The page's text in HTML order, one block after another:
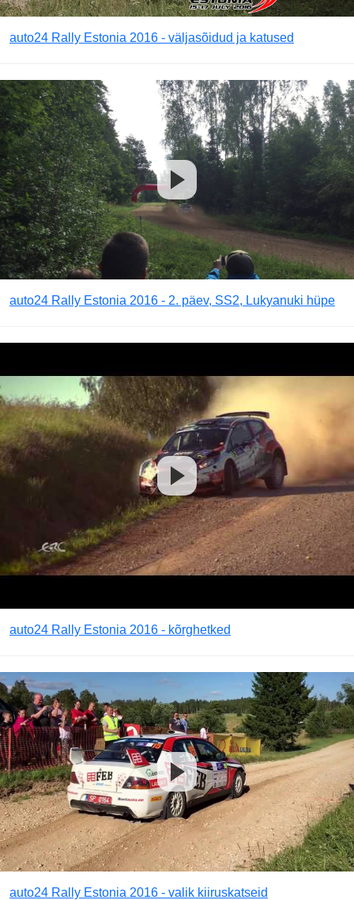
auto24 Rally Estonia 2016 - väljasõidud ja katused
auto24 Rally Estonia 2016 - 2. päev, SS2, Lukyanuki hüpe
auto24 Rally Estonia 2016 - kõrghetked
auto24 Rally Estonia 2016 - valik kiiruskatseid